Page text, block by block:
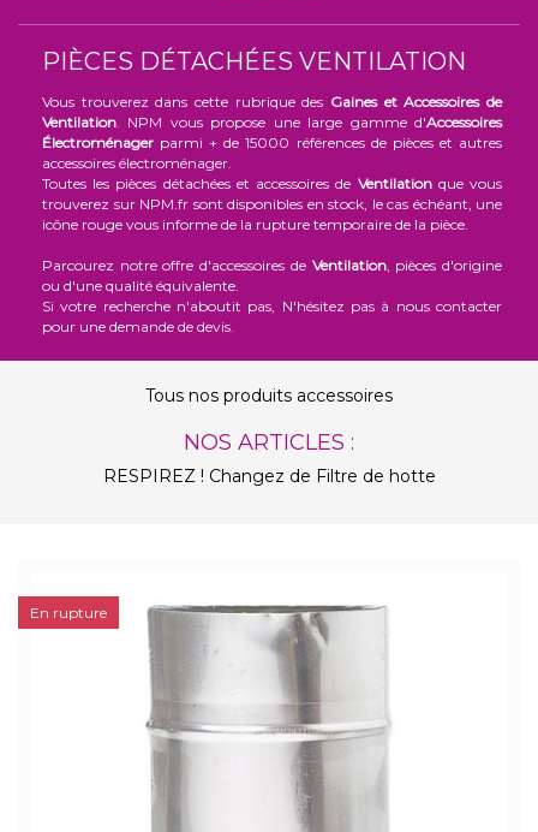
PIÈCES DÉTACHÉES VENTILATION
Vous trouverez dans cette rubrique des Gaines et Accessoires de
Ventilation. NPM vous propose une large gamme d'Accessoires
Électroménager parmi + de 15000 références de pièces et autres
accessoires électroménager.
Toutes les pièces détachées et accessoires de Ventilationque vous
trouverez sur NPM.fr sont disponibles en stock, le cas échéant, une
icône rouge vous informe de la rupture temporaire de la pièce.
Parcourez notre offre d'accessoires de Ventilation, pièces d'origine
ou d'une qualité équivalente.
Si votre recherche n'aboutit pas, N'hésitez pas à nous contacter
pour une demande de devis.
Tous nos produits accessoires
NOS ARTICLES :
RESPIREZ ! Changez de Filtre de hotte
En rupture